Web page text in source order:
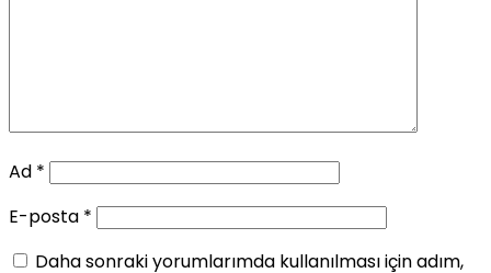
Ad *
E-posta *
Daha sonraki yorumlarımda kullanılması için adım,